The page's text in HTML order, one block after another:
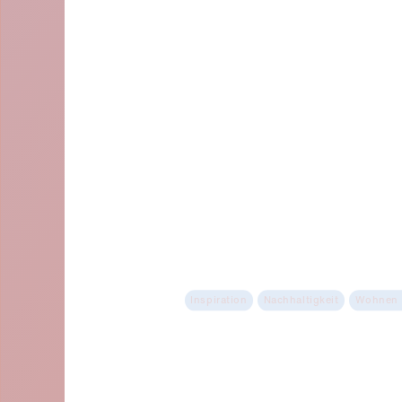
Inspiration Nachhaltigkeit Wohnen